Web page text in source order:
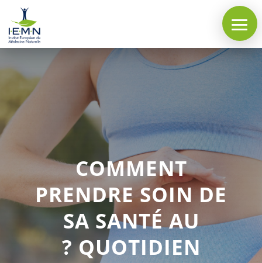
COMMENT
PRENDRE SOIN DE
SA SANTÉ AU
QUOTIDIEN ?